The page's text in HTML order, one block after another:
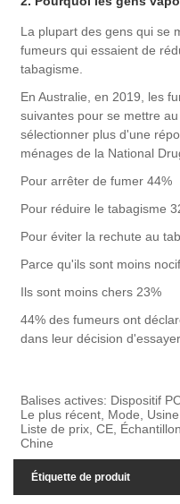
La plupart des gens qui se
fumeurs qui essaient de
tabagisme.
En Australie, en 2019, les
suivantes pour se mettre
sélectionner plus d'une
ménages de la National
Pour arrêter de fumer 44%
Pour réduire le tabagisme
Pour éviter la rechute au
Parce qu'ils sont moins
Ils sont moins chers 23%
44% des fumeurs ont
dans leur décision
Balises actives: Dispositif
Le plus récent, Mode,
Liste de prix, CE,
Chine
Étiquette de produit